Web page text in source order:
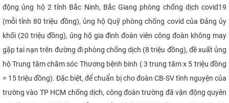
động ủng hộ 2 tỉnh Bắc Ninh, Bắc Giang phòng chống dịch covid19
(mỗi tỉnh 80 triệu đồng), ủng hộ Quỹ phòng chống covid của Đảng ủy
khối (20 triệu đồng), ủng hộ gia đình đoàn viên công đoàn không may
gặp tai nạn trên đường đi phòng chống dịch (8 triệu đồng), đề xuất ủng
hộ Trung tâm chăm sóc Thương bệnh binh ( 3 trung tâm x 5 triệu đồng
= 15 triệu đồng). Đặc biệt, để chuẩn bị cho đoàn CB-SV tình nguyện của
trường vào TP HCM chống dịch, công đoàn trường đã vận động quyên